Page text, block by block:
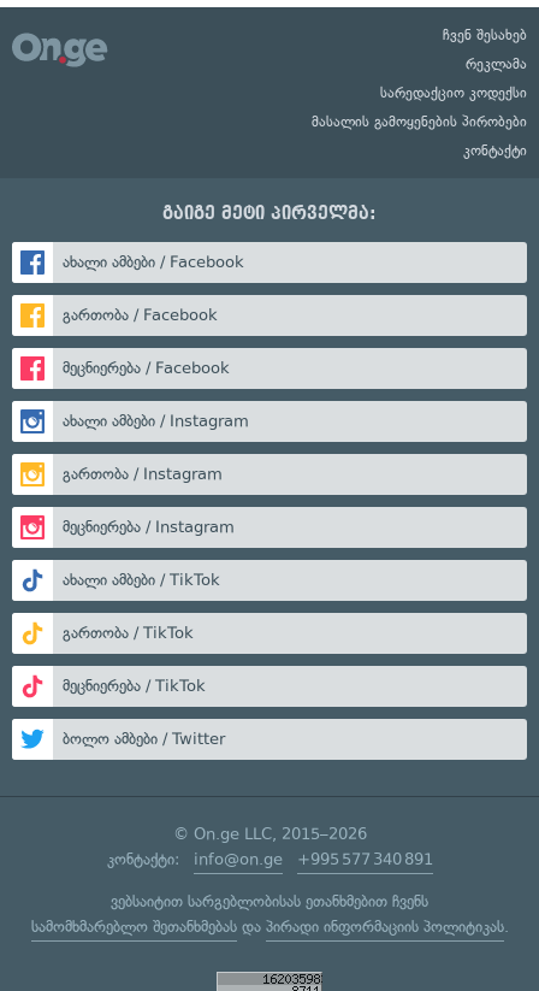
ჩვენ შესახებ
რეკლამა
სარედაქციო კოდექსი
მასალის გამოყენების პირობები
კონტაქტი
გაიგე მეტი პირველმა:
ახალი ამბები / Facebook
გართობა / Facebook
მეცნიერება / Facebook
ახალი ამბები / Instagram
გართობა / Instagram
მეცნიერება / Instagram
ახალი ამბები / TikTok
გართობა / TikTok
მეცნიერება / TikTok
ბოლო ამბები / Twitter
© On.ge LLC, 2015–2026
კონტაქტი: info@on.ge +995 577 340 891
ვებსაიტით სარგებლობისას ეთანხმებით ჩვენს
სამომხმარებლო შეთანხმებასდა პირადი ინფორმაციის პოლიტიკას.